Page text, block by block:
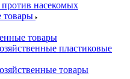
против насекомых
товары
товары
пластиковые
товары